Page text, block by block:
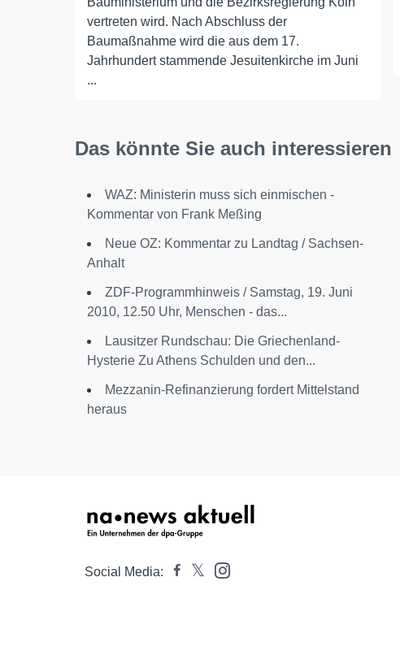
vertreten wird. Nach Abschluss der
Baumaßnahme wird die aus dem 17.
Jahrhundert stammende Jesuitenkirche im Juni
...
Das könnte Sie auch interessieren
WAZ: Ministerin muss sich einmischen -
Kommentar von Frank Meßing
Neue OZ: Kommentar zu Landtag / Sachsen-
Anhalt
ZDF-Programmhinweis / Samstag, 19. Juni
2010, 12.50 Uhr, Menschen - das...
Lausitzer Rundschau: Die Griechenland-
Hysterie Zu Athens Schulden und den...
Mezzanin-Refinanzierung fordert Mittelstand
heraus
Social Media: